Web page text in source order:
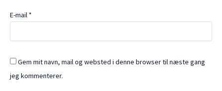
E-mail *
Gem mit navn, mail og websted i denne browser til næste gang
jeg kommenterer.